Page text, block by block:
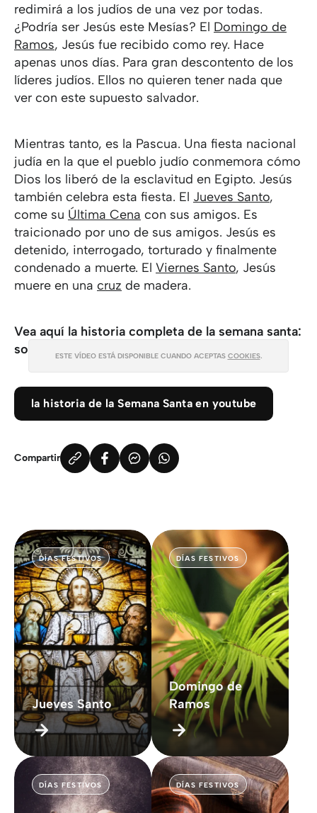
redimirá a los judíos de una vez por todas.
¿Podría ser Jesús este Mesías? El Domingo de
Ramos, Jesús fue recibido como rey. Hace
apenas unos días. Para gran descontento de los
líderes judíos. Ellos no quieren tener nada que
ver con este supuesto salvador.
Mientras tanto, es la Pascua. Una fiesta nacional
judía en la que el pueblo judío conmemora cómo
Dios los liberó de la esclavitud en Egipto. Jesús
también celebra esta fiesta. El Jueves Santo,
come su Última Cena con sus amigos. Es
traicionado por uno de sus amigos. Jesús es
detenido, interrogado, torturado y finalmente
condenado a muerte. El Viernes Santo, Jesús
muere en una cruz de madera.
Vea aquí la historia completa de la semana santa:
sobre la muerte y resurrección de Jesús.
ESTE VÍDEO ESTÁ DISPONIBLE CUANDO ACEPTAS COOKIES.
la historia de la Semana Santa en youtube
Compartir
DÍAS FESTIVOS
Jueves Santo
DÍAS FESTIVOS
Domingo de
Ramos
DÍAS FESTIVOS DÍAS FESTIVOS